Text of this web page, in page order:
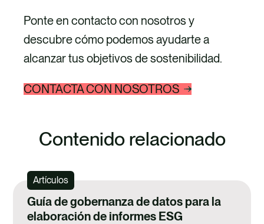
Ponte en contacto con nosotros y
descubre cómo podemos ayudarte a
alcanzar tus objetivos de sostenibilidad.
CONTACTA CON NOSOTROS
Contenido relacionado
Artículos
Guía de gobernanza de datos para la
elaboración de informes ESG